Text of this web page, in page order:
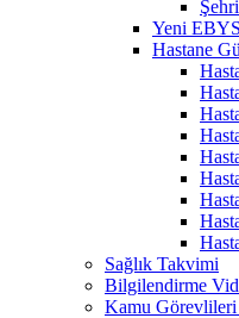
Yeni
Hastane
Sağlık Takvimi
Bilgilendirme
Kamu